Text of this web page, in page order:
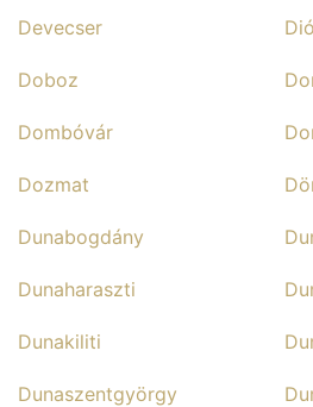
Devecser
Doboz
Dombóvár
Dozmat
Dunabogdány
Dunaharaszti
Dunakiliti
Dunaszentgyörgy